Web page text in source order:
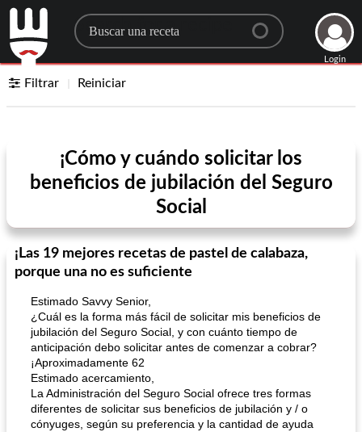
Search for a recipe
Login
Filtrar Reiniciar
¡Cómo y cuándo solicitar los
beneficios de jubilación del Seguro
Social
¡Las 19 mejores recetas de pastel de calabaza,
porque una no es suficiente
Estimado Savvy Senior,
¿Cuál es la forma más fácil de solicitar mis beneficios de
jubilación del Seguro Social, y con cuánto tiempo de
anticipación debo solicitar antes de comenzar a cobrar?
¡Aproximadamente 62
Estimado acercamiento,
La Administración del Seguro Social ofrece tres formas
diferentes de solicitar sus beneficios de jubilación y / o
cónyuges, según su preferencia y la cantidad de ayuda